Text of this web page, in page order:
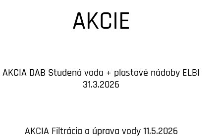
AKCIE
AKCIA DAB Studená voda + plastové nádoby ELBI
31.3.2026
AKCIA Filtrácia a úprava vody 11.5.2026